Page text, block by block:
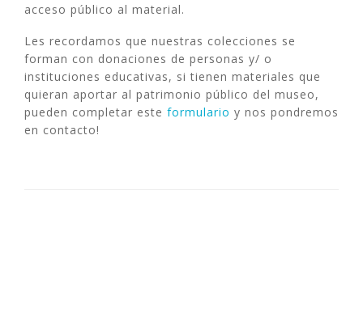
acceso público al material.
Les recordamos que nuestras colecciones se
forman con donaciones de personas y/ o
instituciones educativas, si tienen materiales que
quieran aportar al patrimonio público del museo,
pueden completar este formulario y nos pondremos
en contacto!